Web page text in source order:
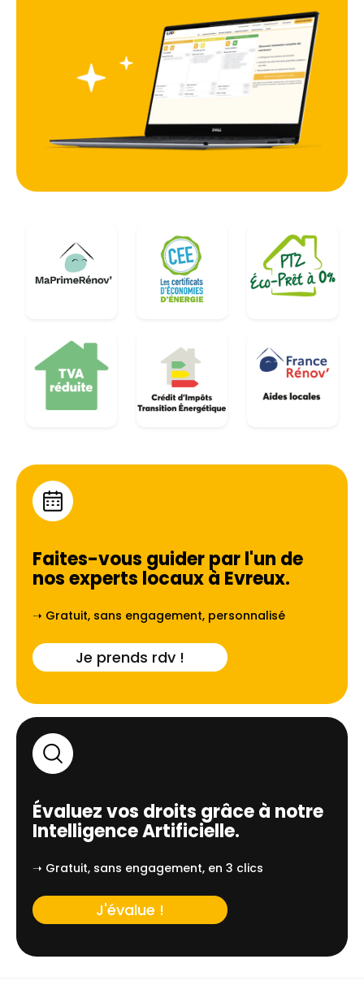
ventilation simultanément, il est possible de
gagner au minimum deux classes sur le
Diagnostic de Performance Énergétique (DPE).
Cette transformation est cruciale pour valoriser le
patrimoine immobilier local et réduire l'empreinte
carbone des foyers ébroïciens, tout en s'alignant
avec les objectifs de transition écologique de la
région Normandie.
Faites-vous guider par l'un de
nos experts locaux à Evreux.
➝ Gratuit, sans engagement, personnalisé
Je prends rdv !
Évaluez vos droits grâce à notre
Intelligence Artificielle.
➝ Gratuit, sans engagement, en 3 clics
J'évalue !